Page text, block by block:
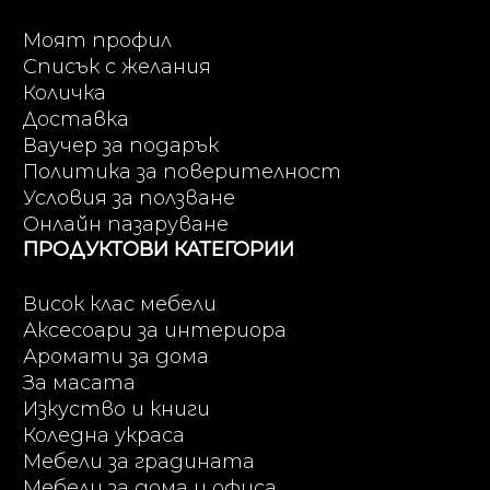
Моят профил
Списък с желания
Количка
Доставка
Ваучер за подарък
Политика за поверителност
Условия за ползване
Онлайн пазаруване
ПРОДУКТОВИ КАТЕГОРИИ
Висок клас мебели
Аксесоари за интериора
Аромати за дома
За масата
Изкуство и книги
Коледна украса
Мебели за градината